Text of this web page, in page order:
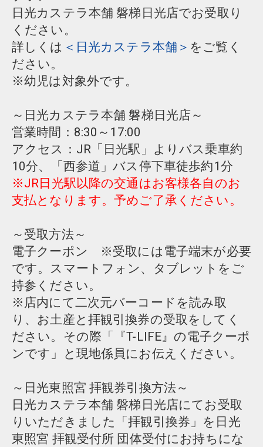
日光カステラ本舗 磐梯日光店でお受取り
ください。
詳しくは ＜日光カステラ本舗＞ をご覧く
ださい。
※幼児は対象外です。
～日光カステラ本舗 磐梯日光店～
営業時間：8:30～17:00
アクセス：JR「日光駅」よりバス乗車約
10分、「西参道」バス停下車徒歩約1分
※JR日光駅以降の交通はお客様各自のお
支払となります。予めご了承ください。
～受取方法～
電子クーポン ※受取には電子端末が必要
です。スマートフォン、タブレットをご
持参ください。
※店内にて二次元バーコードを読み取
り、お土産と拝観引換券の受取をしてく
ださい。その際「『T-LIFE』の電子クーポ
ンです」と現地係員にお伝えください。
～日光東照宮 拝観券引換方法～
日光カステラ本舗 磐梯日光店にてお受取
りいただきました「拝観引換券」を日光
東照宮 拝観受付所 団体受付にお持ちにな